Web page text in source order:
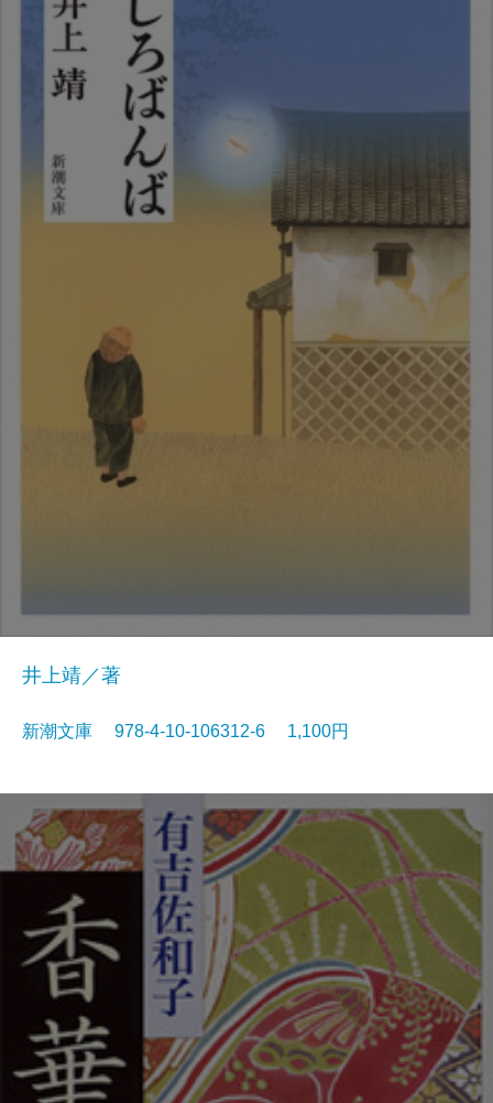
井上靖／著
新潮文庫 978-4-10-106312-6 1,100円